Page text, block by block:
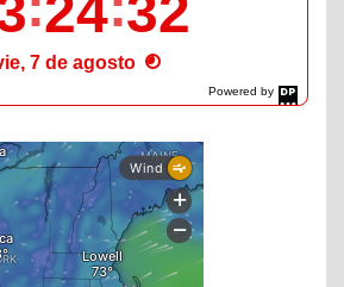
Powered by
DaysPedia.com
7 de agosto